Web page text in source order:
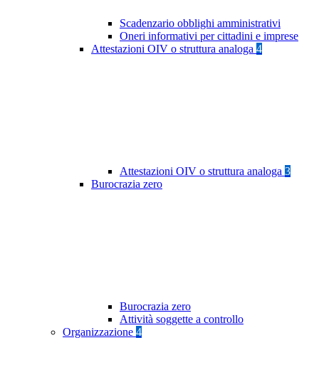
Scadenzario obblighi amministrativi
Oneri informativi per cittadini e imprese
Attestazioni OIV o struttura analoga 4
Attestazioni OIV o struttura analoga 3
Burocrazia zero
Burocrazia zero
Attività soggette a controllo
Organizzazione 4